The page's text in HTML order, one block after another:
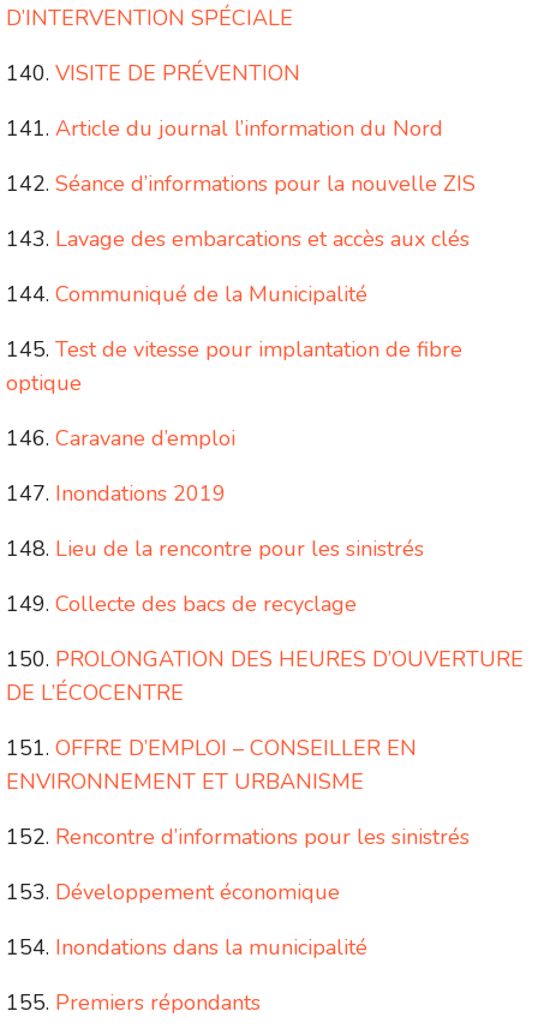
D’INTERVENTION SPÉCIALE
VISITE DE PRÉVENTION
Article du journal l’information du Nord
Séance d’informations pour la nouvelle ZIS
Lavage des embarcations et accès aux clés
Communiqué de la Municipalité
Test de vitesse pour implantation de fibre
optique
Caravane d’emploi
Inondations 2019
Lieu de la rencontre pour les sinistrés
Collecte des bacs de recyclage
PROLONGATION DES HEURES D’OUVERTURE
DE L’ÉCOCENTRE
OFFRE D’EMPLOI – CONSEILLER EN
ENVIRONNEMENT ET URBANISME
Rencontre d’informations pour les sinistrés
Développement économique
Inondations dans la municipalité
Premiers répondants